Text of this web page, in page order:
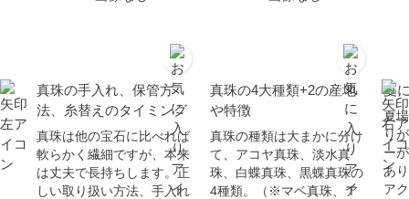
真珠の手入れ、保管方
法、糸替えのタイミング
真珠は他の宝石に比べれば
軟らかく繊細ですが、本来
は丈夫で長持ちします。正
しい取り扱い方法、手入れ
真珠の4大種類+2の産地
や特徴
真珠の種類は大まかに分け
て、アコヤ真珠、淡水真
珠、白蝶真珠、黒蝶真珠の
4種類。（※マベ真珠、ア
夏
夏
り
ー
あ
ア